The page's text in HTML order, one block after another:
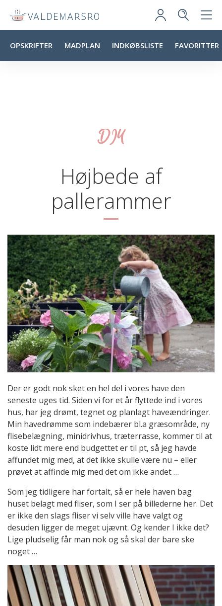
OPSKRIFTER MADPLAN INDKØBSLISTE FAVORITTER
DIY
Højbede af
pallerammer
Der er godt nok sket en hel del i vores have den
seneste uges tid. Siden vi for et år flyttede ind i vores
hus, har jeg drømt, tegnet og planlagt haveændringer.
Min havedrømme som indebærer bl.a græsområde, ny
flisebelægning, minidrivhus, træterrasse, kommer til at
koste lidt mere end budgettet er til pt, så jeg havde
affundet mig med, at det ikke skulle være nu – eller
prøvet at affinde mig med det om ikke andet …
Som jeg tidligere har fortalt, så er hele haven bag
huset belagt med fliser, som I ser på billederne her. Det
er ikke den slags fliser vi selv ville have valgt og
desuden ligger de meget ujævnt. Og kender I ikke det?
Lige pludselig får man nok og så skal der bare ske
noget …